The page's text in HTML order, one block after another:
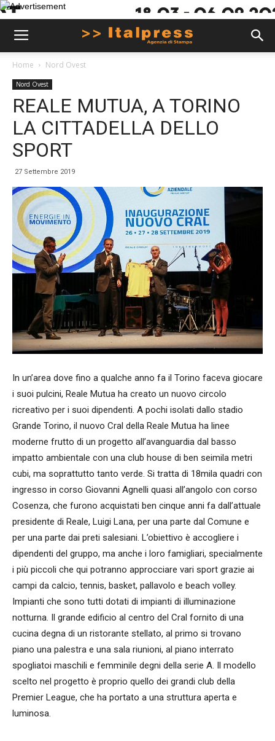
Home Nord Ovest
Nord Ovest
REALE MUTUA, A TORINO
LA CITTADELLA DELLO
SPORT
27 Settembre 2019
In un’area dove fino a qualche anno fa il Torino faceva giocare
i suoi pulcini, Reale Mutua ha creato un nuovo circolo
ricreativo per i suoi dipendenti. A pochi isolati dallo stadio
Grande Torino, il nuovo Cral della Reale Mutua ha linee
moderne frutto di un progetto all’avanguardia dal basso
impatto ambientale con una club house di ben seimila metri
cubi, ma soprattutto tanto verde. Si tratta di 18mila quadri con
ingresso in corso Giovanni Agnelli quasi all’angolo con corso
Cosenza, che furono acquistati ben cinque anni fa dall’attuale
presidente di Reale, Luigi Lana, per una parte dal Comune e
per una parte dai preti salesiani. L’obiettivo è accogliere i
dipendenti del gruppo, ma anche i loro famigliari, specialmente
i più piccoli che qui potranno approcciare vari sport grazie ai
campi da calcio, tennis, basket, pallavolo e beach volley.
Impianti che sono tutti dotati di impianti di illuminazione
notturna. Il grande edificio al centro del Cral fornito di una
cucina degna di un ristorante stellato, al primo si trovano
piano una palestra e una sala riunioni, al piano interrato
spogliatoi maschili e femminile degni della serie A. Il modello
scelto nel progetto è proprio quello dei grandi club della
Premier League, che ha portato a una struttura aperta e
luminosa.